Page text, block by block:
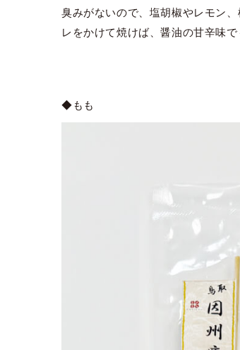
臭みがないので、塩胡椒やレモン
レをかけて焼けば、醤油の甘辛味で
◆もも